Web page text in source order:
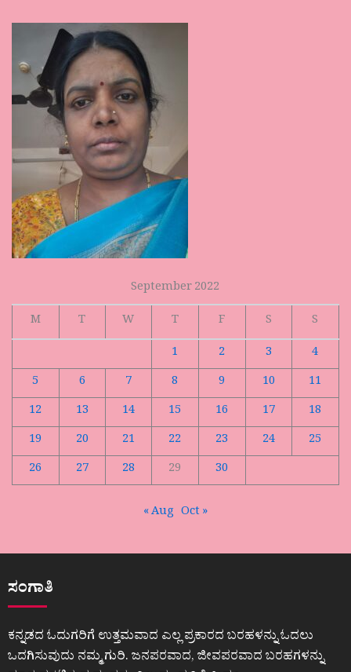
September 2022
M
T W T F S
S
1
2 3
4
5
6 7 8 9 10
11
12
13 14 15 16 17
18
19
20 21 22 23 24
25
26
27 28 29 30
« Aug Oct »
ಸಂಗಾತಿ
ಕನ್ನಡದ ಓದುಗರಿಗೆ ಉತ್ತಮವಾದ ಎಲ್ಲ ಪ್ರಕಾರದ ಬರಹಳನ್ನು ಓದಲು
ಒದಗಿಸುವುದು ನಮ್ಮ ಗುರಿ. ಜನಪರವಾದ, ಜೀವಪರವಾದ ಬರಹಗಳನ್ನು